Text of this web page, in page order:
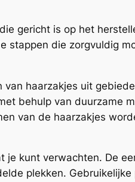
gericht is op het
stappen die zorgvuldig
haarzakjes uit
behulp van duurzame
van de haarzakjes
kunt verwachten. De
plekken.